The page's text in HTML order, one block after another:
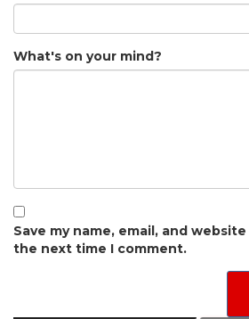
What's on your mind?
Save my name, email, and
the next time I comment.